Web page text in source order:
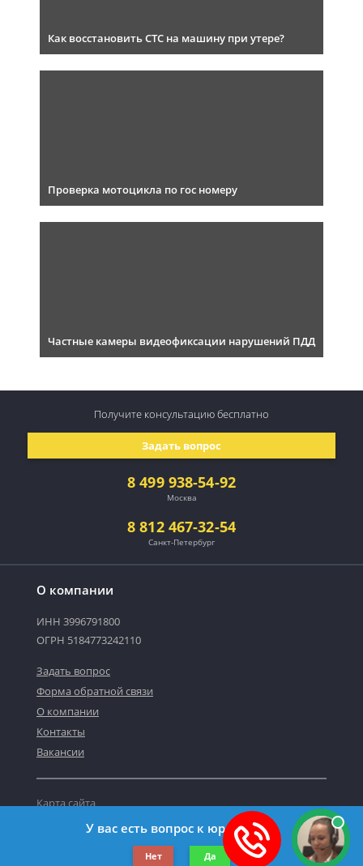
Как восстановить СТС на машину при утере?
Проверка мотоцикла по гос номеру
Частные камеры видеофиксации нарушений ПДД
О компании
ИНН 3996791800
ОГРН 5184773242110
Задать вопрос
Форма обратной связи
О компании
Контакты
Вакансии
©2019-2026 Все права защищены.
Карта сайта
Политика персональных данных
8 499 938-54-92
Москва
8 812 467-32-54
Санкт-Петербург
Задать вопрос
Получите консультациюбесплатно
У вас есть вопрос к юристу?
Нет Да